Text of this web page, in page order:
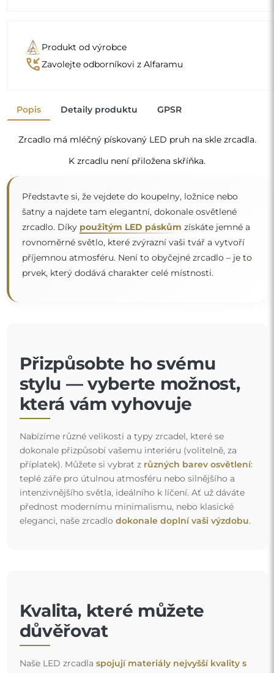
Produkt od výrobce
phone_callbackZavolejte odborníkovi z Alfaramu
Popis Detaily produktu GPSR
Zrcadlo má mléčný pískovaný LED pruh na skle zrcadla.
K zrcadlu není přiložena skříňka.
Představte si, že vejdete do koupelny, ložnice nebo
šatny a najdete tam elegantní, dokonale osvětlené
zrcadlo. Díky použitým LED páskům získáte jemné a
rovnoměrné světlo, které zvýrazní vaši tvář a vytvoří
příjemnou atmosféru. Není to obyčejné zrcadlo – je to
prvek, který dodává charakter celé místnosti.
“
Přizpůsobte ho svému
stylu — vyberte možnost,
která vám vyhovuje
Nabízíme různé velikosti a typy zrcadel, které se
dokonale přizpůsobí vašemu interiéru (volitelně, za
příplatek). Můžete si vybrat z různých barev osvětlení:
teplé záře pro útulnou atmosféru nebo silnějšího a
intenzivnějšího světla, ideálního k líčení. Ať už dáváte
přednost modernímu minimalismu, nebo klasické
eleganci, naše zrcadlo dokonale doplní vaši výzdobu.
Kvalita, které můžete
důvěřovat
Naše LED zrcadla spojují materiály nejvyšší kvality s